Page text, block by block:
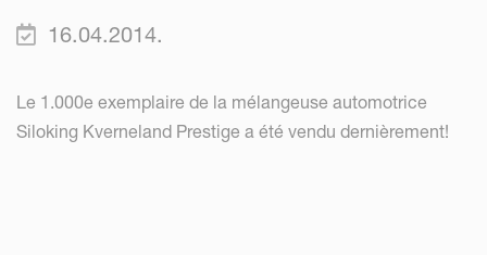
16.04.2014.
Le 1.000e exemplaire de la mélangeuse automotrice
Siloking Kverneland Prestige a été vendu dernièrement!